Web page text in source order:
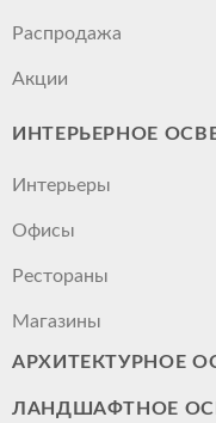
Распродажа
Акции
ИНТЕРЬЕРНОЕ
Интерьеры
Офисы
Рестораны
Магазины
АРХИТЕКТУРНОЕ
ЛАНДШАФТНОЕ